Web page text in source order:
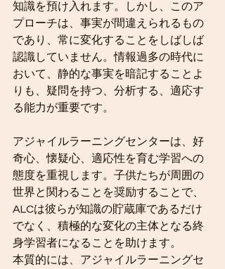
知識を預け入れます。しかし、このア
プローチは、事実が間違えられるもの
であり、常に変化することをしばしば
認識していません。情報過多の時代に
おいて、静的な事実を暗記することよ
りも、疑問を持つ、分析する、適応す
る能力が重要です。
アジャイルラーニングセンターは、好
奇心、懐疑心、適応性を育む学習への
態度を重視します。子供たちが周囲の
世界と関わることを奨励することで、
ALCは彼らが知識の貯蔵庫であるだけ
でなく、積極的な変化の主体となる終
身学習者になることを助けます。
本質的には、アジャイルラーニングセ